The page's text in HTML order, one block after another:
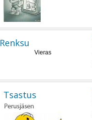
Renksu
Vieras
Tsastus